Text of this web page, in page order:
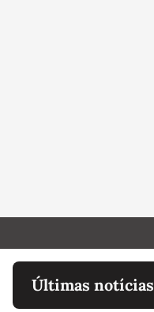
Últimas notícias